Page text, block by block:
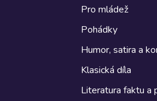
Pro mládež
Pohádky
Humor, satira a
Klasická díla
Literatura faktu a